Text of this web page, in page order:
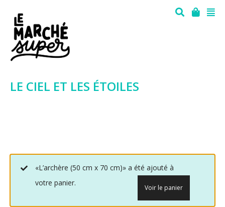
LE CIEL ET LES ÉTOILES
«L’archère (50 cm x 70 cm)» a été ajouté à
votre panier.
Voir le panier